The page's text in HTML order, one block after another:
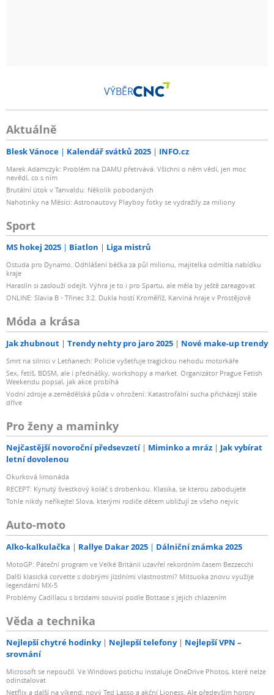
VÝBĚR
Aktuálně
Blesk Vánoce Kalendář svátků 2025 INFO.cz
Marek Adamczyk: Problém na DAMU přetrvává. Všichni o něm vědí, jen moc
nevědí, co s ním
Brutální útok v Tanvaldu: Několik pobodaných
Nahotinky na Měsíci: Astronautovy Playboy fotky se vydražily za miliony
Sport
MS hokej 2025 Biatlon Liga mistrů
Ostuda pro Dynamo. Odhlášení béčka za půl milionu, majitelka odmítla nabídku
kraje
Haraslín si zaslouží odejít. Výhra je to i pro Spartu, ale měla by ještě zareagovat
ONLINE: Slavia B - Třinec 3:2. Dukla hostí Kroměříž, Karviná hraje v Prostějově
Móda a krása
Jak zhubnout Trendy nehty pro jaro 2025 Nové make-up trendy
Smrt na silnici v Letňanech: Policie vyšetřuje tragickou nehodu motorkáře
Sex, fetiš, BDSM, ale i přednášky, workshopy a market. Organizátor Prague Fetish
Weekendu popsal, jak akce probíhá
Vodní zdroje a zemědělská půda v ohrožení: Katastrofální sucha přicházejí stále
dříve
Pro ženy a maminky
Nejčastější novoroční předsevzetí Miminko a mráz
Jak vybírat
letní dovolenou
Okurková limonáda
RECEPT: Kynutý švestkový koláč s drobenkou. Klasika, se kterou zabodujete
Tohle nikdy neříkejte! Slova, kterými rodiče dětem ubližují ze všeho nejvíc
Auto-moto
Alko-kalkulačka Rallye Dakar 2025 Dálniční známka 2025
MotoGP: Páteční program ve Velké Británii uzavřel rekordním časem Bezzecchi
Další klasická corvette s dobrými jízdními vlastnostmi? Mitsuoka znovu využije
legendární MX-5
Problémy Cadillacu s brzdami souvisí podle Bottase s jejich chlazením
Věda a technika
Nejlepší chytré hodinky Nejlepší telefony
Nejlepší VPN –
srovnání
Microsoft se nepoučil. Ve Windows potichu instaluje OneDrive Photos, které nelze
odinstalovat
Netflix a další na víkend: nový Ted Lasso a akční Lioness. Ale především horory